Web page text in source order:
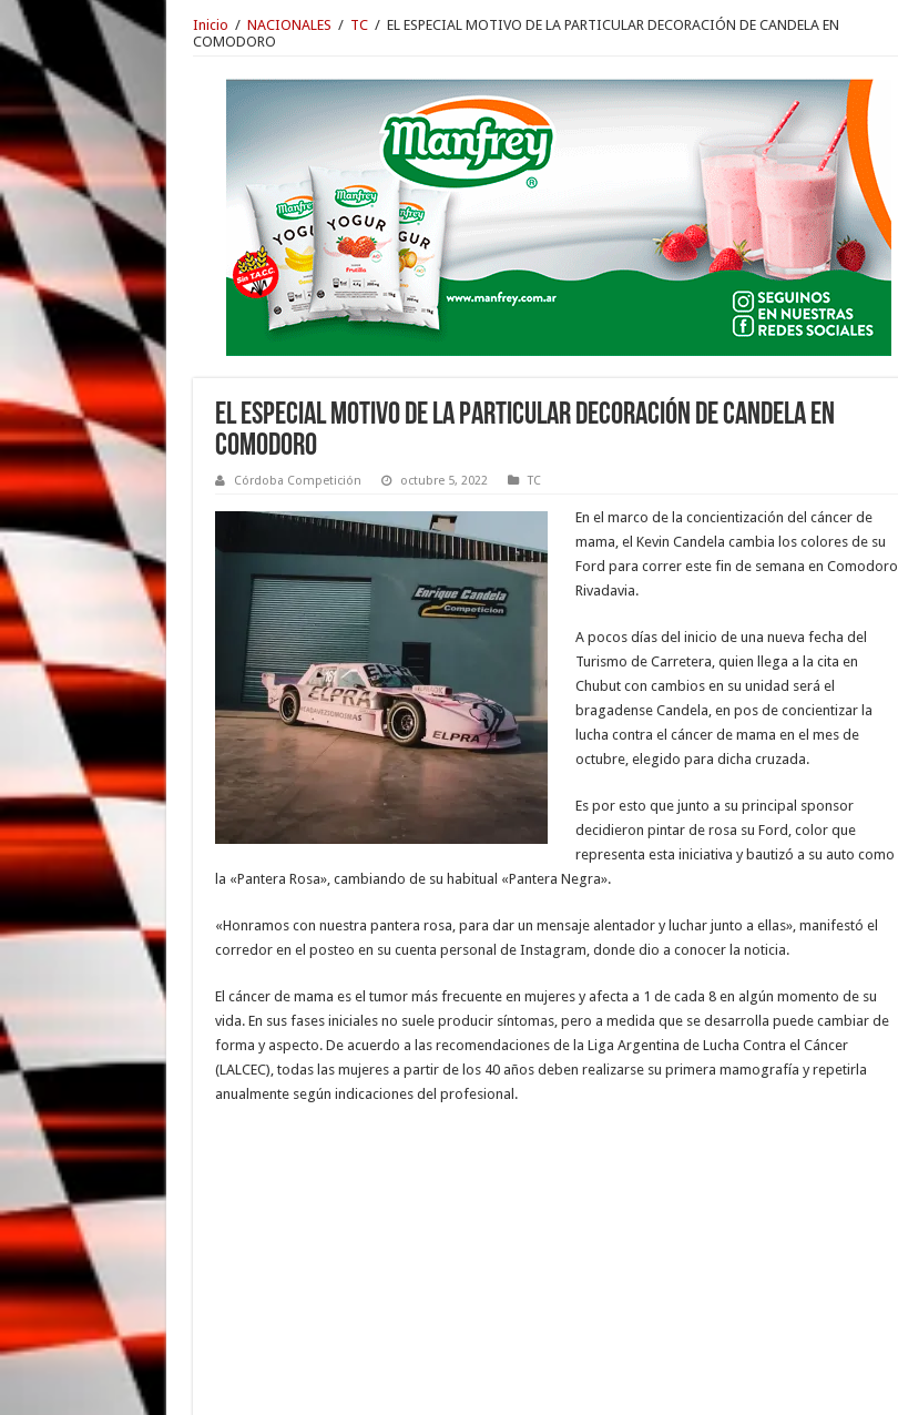
Inicio / NACIONALES / TC / EL ESPECIAL MOTIVO DE LA PARTICULAR DECORACIÓN DE CANDELA EN
COMODORO
EL ESPECIAL MOTIVO DE LA PARTICULAR DECORACIÓN DE CANDELA EN
COMODORO
Córdoba Competición octubre 5, 2022 TC
En el marco de la concientización del cáncer de
mama, el Kevin Candela cambia los colores de su
Ford para correr este fin de semana en Comodoro
Rivadavia.
A pocos días del inicio de una nueva fecha del
Turismo de Carretera, quien llega a la cita en
Chubut con cambios en su unidad será el
bragadense Candela, en pos de concientizar la
lucha contra el cáncer de mama en el mes de
octubre, elegido para dicha cruzada.
Es por esto que junto a su principal sponsor
decidieron pintar de rosa su Ford, color que
representa esta iniciativa y bautizó a su auto como
la «Pantera Rosa», cambiando de su habitual «Pantera Negra».
«Honramos con nuestra pantera rosa, para dar un mensaje alentador y luchar junto a ellas», manifestó el
corredor en el posteo en su cuenta personal de Instagram, donde dio a conocer la noticia.
El cáncer de mama es el tumor más frecuente en mujeres y afecta a 1 de cada 8 en algún momento de su
vida. En sus fases iniciales no suele producir síntomas, pero a medida que se desarrolla puede cambiar de
forma y aspecto. De acuerdo a las recomendaciones de la Liga Argentina de Lucha Contra el Cáncer
(LALCEC), todas las mujeres a partir de los 40 años deben realizarse su primera mamografía y repetirla
anualmente según indicaciones del profesional.